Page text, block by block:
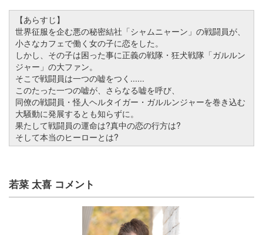
【あらすじ】
世界征服を企む悪の秘密結社「シャムニャーン」の戦闘員が、
小さなカフェで働く女の子に恋をした。
しかし、その子は困った事に正義の戦隊・狂犬戦隊「ガルルン
ジャー」の大ファン。
そこで戦闘員は一つの嘘をつく......
このたった一つの嘘が、さらなる嘘を呼び、
同僚の戦闘員・怪人ヘルタイガー・ガルルンジャーを巻き込む
大騒動に発展するとも知らずに。
果たして戦闘員の運命は?真中の恋の行方は?
そして本当のヒーローとは?
若菜 太喜 コメント